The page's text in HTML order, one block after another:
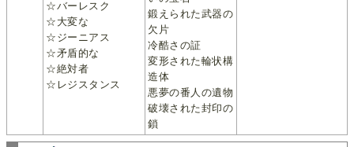
☆バーレスク
☆大変な
☆ジーニアス
☆矛盾的な
☆絶対者
☆レジスタンス
鍛えられた武器の
欠片
冷酷さの証
変形された輪状構
造体
悪夢の番人の遺物
破壊された封印の
鎖